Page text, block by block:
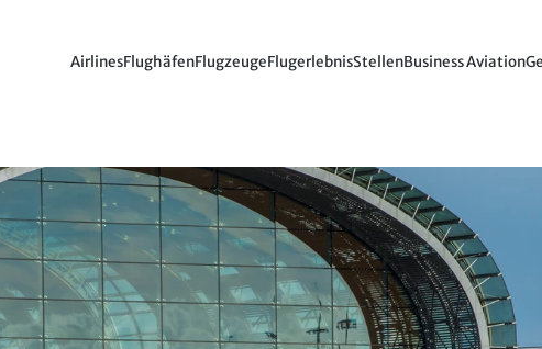
AirlinesFlughäfenFlugzeugeFlugerlebnisStellenBusiness Aviation